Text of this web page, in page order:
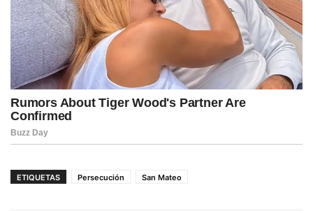
ETIQUETAS Persecución San Mateo